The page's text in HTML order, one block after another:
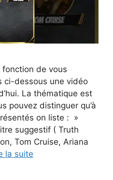
de vous
ci-dessous une vidéo
La thématique est
pouvez distinguer qu’à
on liste : »
suggestif ( Truth
Tom Cruise, Ariana
la suite